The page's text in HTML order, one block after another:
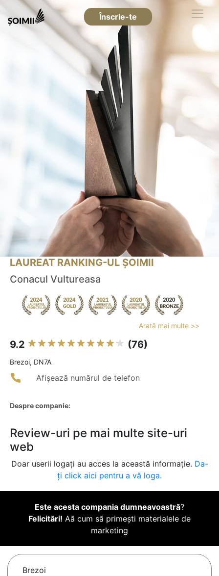
Înscrie-te
LAUREAT RANKING-UL ȘOIMII
Conacul Vultureasa
Arată mai multe >>
9.2 (76)
Brezoi, DN7A
Afișează numărul de telefon
Despre companie:
Review-uri pe mai multe site-uri
web
Doar userii logați au acces la această informație. Da-
ți click aici pentru a vă loga.
Este acesta compania dumneavoastră?
Felicitări! Aă cum să primești materialele de
marketing
Brezoi